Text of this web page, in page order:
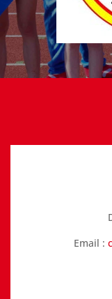
Email :